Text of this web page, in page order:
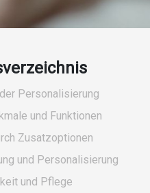
Personalisierung
und Funktionen
Zusatzoptionen
und Personalisierung
und Pflege